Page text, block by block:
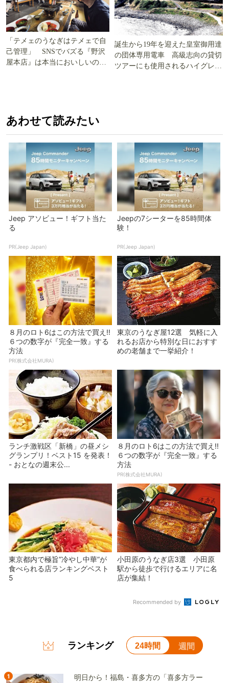
「テメェのうなぎはテメェで自
己管理」 SNSでバズる『野沢
屋本店』は本当においしいの
誕生から19年を迎えた皇室御用達
の団体専用電車 高級志向の貸切
ツアーにも使用されるハイグレー
あわせて読みたい
Jeep アソビュー！ギフト当た
る
PR(Jeep Japan)
Jeepの7シーターを85時間体
験！
PR(Jeep Japan)
８月のロト6はこの方法で買え!!
６つの数字が『完全一致』する
方法
PR(株式会社MURA)
東京のうなぎ屋12選 気軽に入
れるお店から特別な日におすす
めの老舗まで一挙紹介！
ランチ激戦区「新橋」の昼メシ
グランプリ！ベスト15 を発表！
- おとなの週末公...
８月のロト6はこの方法で買え!!
６つの数字が『完全一致』する
方法
PR(株式会社MURA)
東京都内で極旨”冷やし中華”が
食べられる店ランキングベスト
5
小田原のうなぎ店3選 小田原
駅から徒歩で行けるエリアに名
店が集結！
Recommended by
ランキング 24時間 週間
1
明日から！福島・喜多方の「喜多方ラー